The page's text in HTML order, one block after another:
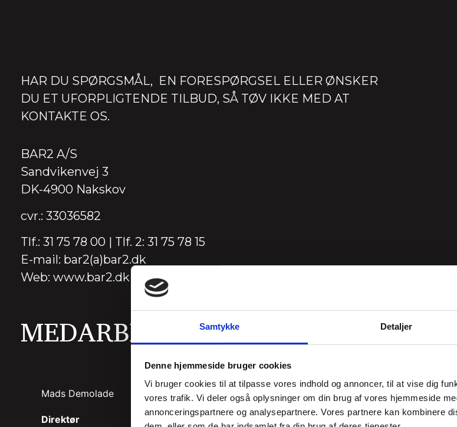
Samtykke Detaljer
Denne hjemmeside bruger cookies
Vi bruger cookies til at tilpasse vores indhold og annoncer, til at vise dig
vores trafik. Vi deler også oplysninger om din brug af vores hjemmeside
annonceringspartnere og analysepartnere. Vores partnere kan kombinere
HAR DU SPØRGSMÅL, EN FORESPØRGSEL ELLER ØNSKER
DU ET UFORPLIGTENDE TILBUD, SÅ TØV IKKE MED AT
KONTAKTE OS.
BAR2 A/S
Sandvikenvej 3
DK-4900 Nakskov
cvr.: 33036582
Tlf.: 31 75 78 00 | Tlf. 2: 31 75 78 15
E-mail: bar2(a)bar2.dk
Web: www.bar2.dk
MEDARBEJDERE
Mads Demolade
Direktør
Steffen Bak
Salg og produktion Salg,